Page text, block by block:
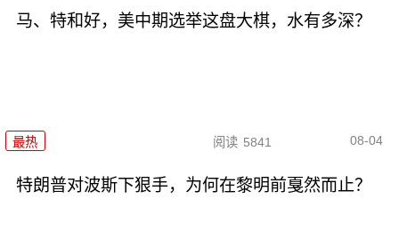
马、特和好，美中期选举这盘大棋，水有多深？
最热 阅读 5841 08-04
特朗普对波斯下狠手，为何在黎明前戛然而止？